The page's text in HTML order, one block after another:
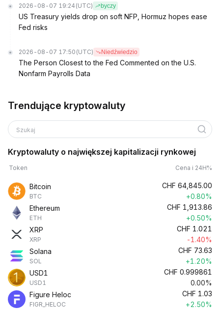
2026-08-07 19:24 (UTC) byczy
US Treasury yields drop on soft NFP, Hormuz hopes ease
Fed risks
2026-08-07 17:50 (UTC) Niedźwiedzio
The Person Closest to the Fed Commented on the U.S.
Nonfarm Payrolls Data
Trendujące kryptowaluty
Szukaj
Kryptowaluty o największej kapitalizacji rynkowej
Token Cena i 24H%
Bitcoin
BTC
CHF 64,845.00
+0.80%
Ethereum
ETH
CHF 1,913.86
+0.50%
XRP
XRP
CHF 1.021
-1.40%
Solana
SOL
CHF 73.63
+1.20%
USD1
USD1
CHF 0.999861
0.00%
Figure Heloc
FIGR_HELOC
CHF 1.03
+2.50%